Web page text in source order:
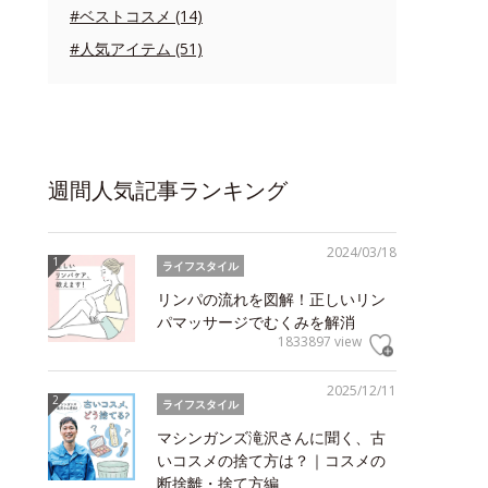
#ベストコスメ (14)
#人気アイテム (51)
週間人気記事ランキング
2024/03/18
ライフスタイル
リンパの流れを図解！正しいリン
パマッサージでむくみを解消
1833897 view
2025/12/11
ライフスタイル
マシンガンズ滝沢さんに聞く、古
いコスメの捨て方は？｜コスメの
断捨離・捨て方編